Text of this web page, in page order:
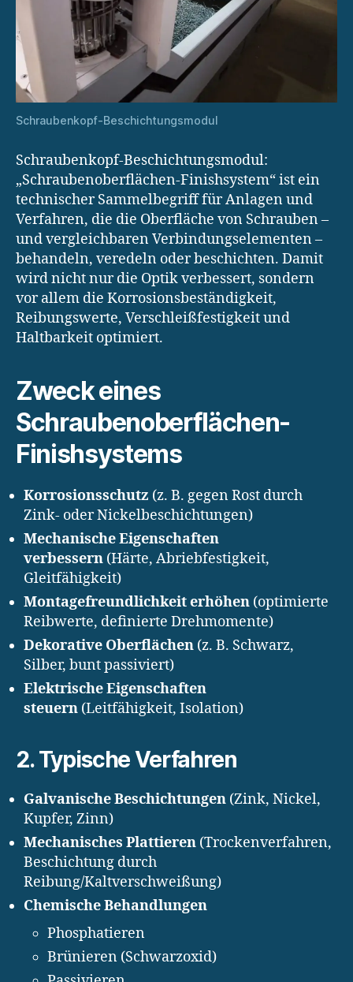
Schraubenkopf-Beschichtungsmodul
Schraubenkopf-Beschichtungsmodul:
„Schraubenoberflächen-Finishsystem“ ist ein
technischer Sammelbegriff für Anlagen und
Verfahren, die die Oberfläche von Schrauben –
und vergleichbaren Verbindungselementen –
behandeln, veredeln oder beschichten. Damit
wird nicht nur die Optik verbessert, sondern
vor allem die Korrosionsbeständigkeit,
Reibungswerte, Verschleißfestigkeit und
Haltbarkeit optimiert.
Zweck eines
Schraubenoberflächen-
Finishsystems
Korrosionsschutz (z. B. gegen Rost durch
Zink- oder Nickelbeschichtungen)
Mechanische Eigenschaften
verbessern (Härte, Abriebfestigkeit,
Gleitfähigkeit)
Montagefreundlichkeit erhöhen (optimierte
Reibwerte, definierte Drehmomente)
Dekorative Oberflächen (z. B. Schwarz,
Silber, bunt passiviert)
Elektrische Eigenschaften
steuern (Leitfähigkeit, Isolation)
2. Typische Verfahren
Galvanische Beschichtungen (Zink, Nickel,
Kupfer, Zinn)
Mechanisches Plattieren (Trockenverfahren,
Beschichtung durch
Reibung/Kaltverschweißung)
Chemische Behandlungen
Phosphatieren
Brünieren (Schwarzoxid)